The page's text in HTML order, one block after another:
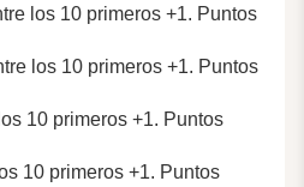
los 10 primeros +1. Puntos
los 10 primeros +1. Puntos
10 primeros +1. Puntos
10 primeros +1. Puntos